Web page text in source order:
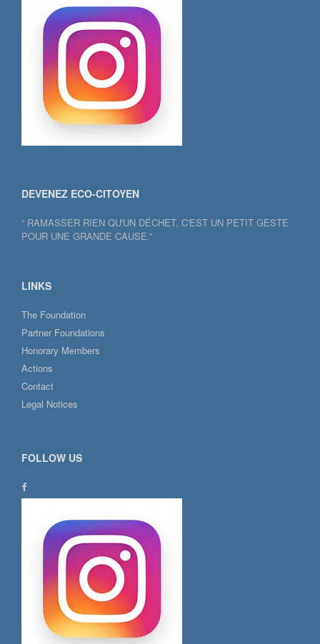
DEVENEZ ECO-CITOYEN
“ RAMASSER RIEN QU'UN DÉCHET, C'EST UN PETIT GESTE
POUR UNE GRANDE CAUSE.”
LINKS
The Foundation
Partner Foundations
Honorary Members
Actions
Contact
Legal Notices
FOLLOW US